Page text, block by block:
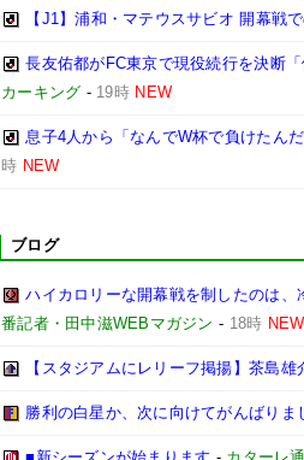
【J1】浦和・マテウスサビオ 開幕戦
長友佑都がFC東京で現役続行を決断
カーキング - 19時 NEW
息子4人から「なんでW杯で負けたん
時 NEW
ブログ
ハイカロリーな開幕戦を制したのは
番記者・田中滋WEBマガジン - 18時 NEW
【スタジアムにレリーフ掲揚】茶島
勝利の白星か、次に向けてがんばりま